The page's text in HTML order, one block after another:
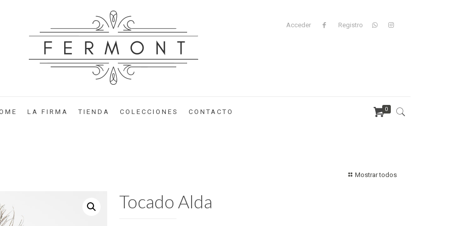
LA FIRMA TIENDA COLECCIONES CONTACTO
Acceder Registro
0
Mostrar todos
Tocado Alda